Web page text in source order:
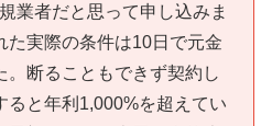
業者だと思って申し込みま
た実際の条件は10日で元金
。断ることもできず契約し
ると年利1,000%を超えてい